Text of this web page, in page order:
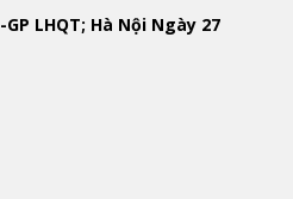
LHQT; Hà Nội Ngày 27